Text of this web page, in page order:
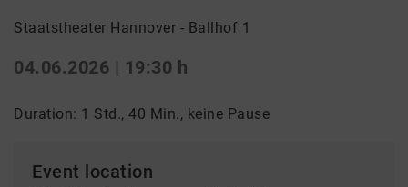
Staatstheater Hannover - Ballhof 1
04.06.2026 | 19:30 h
Duration: 1 Std., 40 Min., keine Pause
Event location